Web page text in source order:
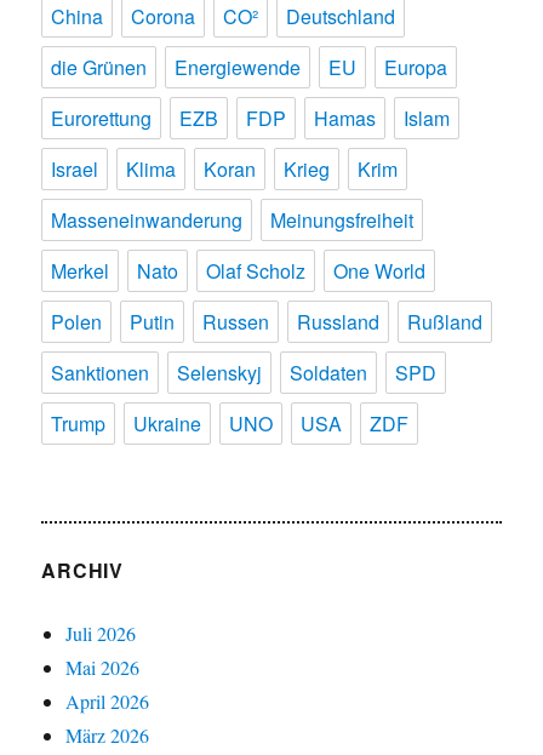
China
Corona CO²
Deutschland
die Grünen
Energiewende EU
Europa
Eurorettung
EZB FDP Hamas
Islam
Israel
Klima Koran Krieg
Krim
Masseneinwanderung
Meinungsfreiheit
Merkel
Nato Olaf Scholz
One World
Polen
Putin Russen Russland
Rußland
Sanktionen
Selenskyj Soldaten
SPD
Trump
Ukraine UNO USA ZDF
ARCHIV
Juli 2026
Mai 2026
April 2026
März 2026